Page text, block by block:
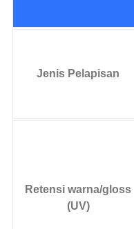
Jenis Pelapisan
Retensi warna/gloss
(UV)